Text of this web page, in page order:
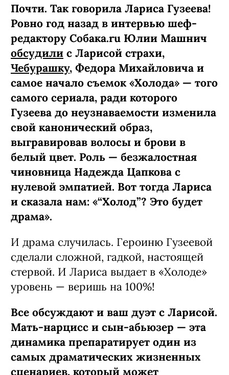
Почти. Так говорила Лариса Гузеева!
Ровно год назад в интервью шеф-
редактору Собака.ru Юлии Машнич
обсудили с Ларисой страхи,
Чебурашку, Федора Михайловича и
самое начало съемок «Холода» — того
самого сериала, ради которого
Гузеева до неузнаваемости изменила
свой канонический образ,
выгравировав волосы и брови в
белый цвет. Роль — безжалостная
чиновница Надежда Цапкова с
нулевой эмпатией. Вот тогда Лариса
и сказала нам: «“Холод”? Это будет
драма».
И драма случилась. Героиню Гузеевой
сделали сложной, гадкой, настоящей
стервой. И Лариса выдает в «Холоде»
уровень — веришь на 100%!
Все обсуждают и ваш дуэт с Ларисой.
Мать-нарцисс и сын-абьюзер — эта
динамика препаратирует один из
самых драматических жизненных
сценариев, который может